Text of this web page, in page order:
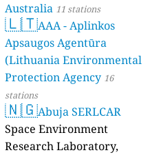
Australia 11 stations
🇱🇹AAA - Aplinkos
Apsaugos Agentūra
(Lithuania Environmental
Protection Agency 16
stations
🇳🇬Abuja SERLCAR
Space Environment
Research Laboratory,